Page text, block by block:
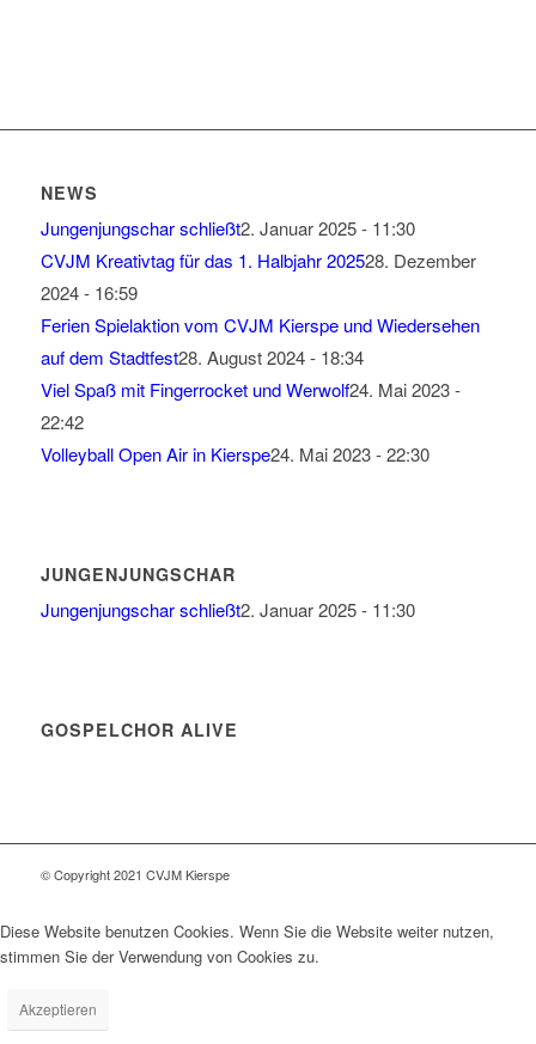
NEWS
Jungenjungschar schließt2. Januar 2025 - 11:30
CVJM Kreativtag für das 1. Halbjahr 202528. Dezember
2024 - 16:59
Ferien Spielaktion vom CVJM Kierspe und Wiedersehen
auf dem Stadtfest28. August 2024 - 18:34
Viel Spaß mit Fingerrocket und Werwolf24. Mai 2023 -
22:42
Volleyball Open Air in Kierspe24. Mai 2023 - 22:30
JUNGENJUNGSCHAR
Jungenjungschar schließt2. Januar 2025 - 11:30
GOSPELCHOR ALIVE
© Copyright 2021 CVJM Kierspe
Diese Website benutzen Cookies. Wenn Sie die Website weiter nutzen,
stimmen Sie der Verwendung von Cookies zu.
Akzeptieren